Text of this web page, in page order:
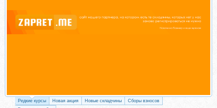
Редкие курсы Новая акция Новые складчины
Сборы взносов